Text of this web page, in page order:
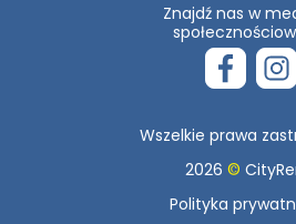
Znajdź nas w
Wszelkie prawa
2026 ©
Polityka